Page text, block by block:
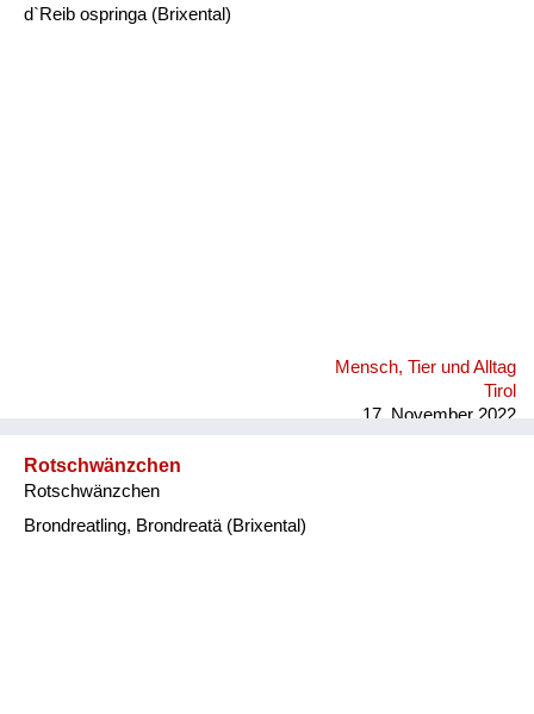
d`Reib ospringa (Brixental)
Mensch, Tier und Alltag
Tirol
17. November 2022
Rotschwänzchen
Rotschwänzchen
Brondreatling, Brondreatä (Brixental)